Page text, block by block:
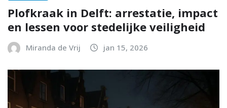
Plofkraak in Delft: arrestatie, impact
en lessen voor stedelijke veiligheid
Miranda de Vrij jan 15, 2026